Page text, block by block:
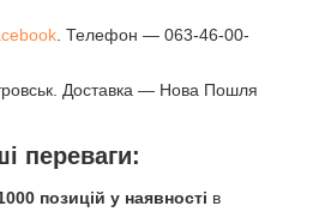
. Телефон — 063-46-00-
Доставка — Нова Пошля
переваги:
позицій у наявності в